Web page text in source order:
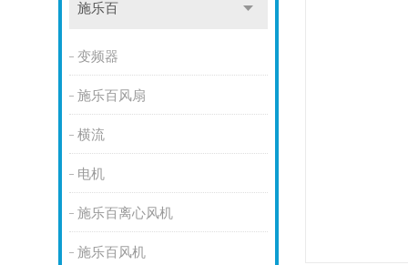
施乐百
变频器
施乐百风扇
横流
电机
施乐百离心风机
施乐百风机